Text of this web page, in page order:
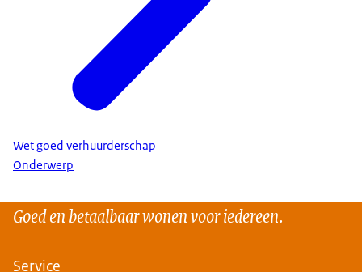
Wet goed verhuurderschap
Onderwerp
Goed en betaalbaar wonen voor iedereen.
Service